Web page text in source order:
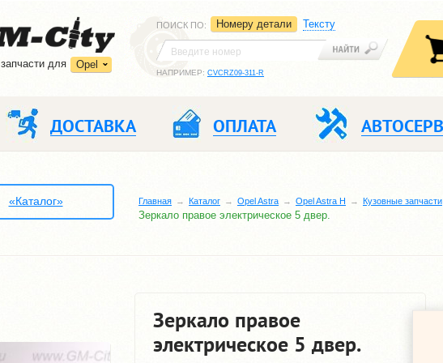
запчасти для Opel
ПОИСК ПО: Номеру детали Тексту
НАПРИМЕР: CVCRZ09-311-R
ДОСТАВКА ОПЛАТА
«Каталог» Главная Каталог Opel Astra Opel Astra H Кузовные запчасти
Зеркало правое электрическое 5 двер.
Зеркало правое
электрическое 5 двер.